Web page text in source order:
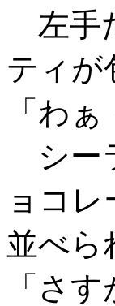
左手
ティが
「わぁ
シー
ョコ
並べら
「さ